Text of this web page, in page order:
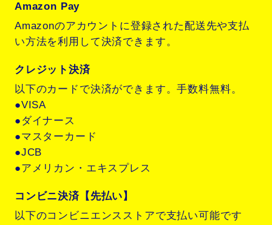
Amazon Pay
Amazonのアカウントに登録された配送先や支払
い方法を利用して決済できます。
クレジット決済
以下のカードで決済ができます。手数料無料。
●VISA
●ダイナース
●マスターカード
●JCB
●アメリカン・エキスプレス
コンビニ決済【先払い】
以下のコンビニエンスストアで支払い可能です